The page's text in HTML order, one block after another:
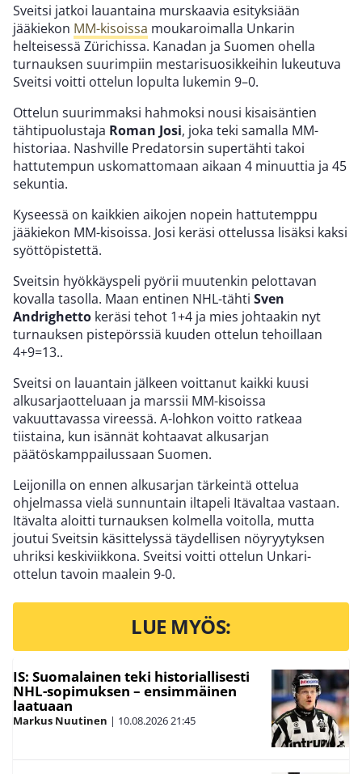
Sveitsi jatkoi lauantaina murskaavia esityksiään
jääkiekon MM-kisoissa moukaroimalla Unkarin
helteisessä Zürichissa. Kanadan ja Suomen ohella
turnauksen suurimpiin mestarisuosikkeihin lukeutuva
Sveitsi voitti ottelun lopulta lukemin 9–0.
Ottelun suurimmaksi hahmoksi nousi kisaisäntien
tähtipuolustaja Roman Josi, joka teki samalla MM-
historiaa. Nashville Predatorsin supertähti takoi
hattutempun uskomattomaan aikaan 4 minuuttia ja 45
sekuntia.
Kyseessä on kaikkien aikojen nopein hattutemppu
jääkiekon MM-kisoissa. Josi keräsi ottelussa lisäksi kaksi
syöttöpistettä.
Sveitsin hyökkäyspeli pyörii muutenkin pelottavan
kovalla tasolla. Maan entinen NHL-tähti Sven
Andrighetto keräsi tehot 1+4 ja mies johtaakin nyt
turnauksen pistepörssiä kuuden ottelun tehoillaan
4+9=13..
Sveitsi on lauantain jälkeen voittanut kaikki kuusi
alkusarjaotteluaan ja marssii MM-kisoissa
vakuuttavassa vireessä. A-lohkon voitto ratkeaa
tiistaina, kun isännät kohtaavat alkusarjan
päätöskamppailussaan Suomen.
Leijonilla on ennen alkusarjan tärkeintä ottelua
ohjelmassa vielä sunnuntain iltapeli Itävaltaa vastaan.
Itävalta aloitti turnauksen kolmella voitolla, mutta
joutui Sveitsin käsittelyssä täydellisen nöyryytyksen
uhriksi keskiviikkona. Sveitsi voitti ottelun Unkari-
ottelun tavoin maalein 9-0.
LUE MYÖS:
IS: Suomalainen teki historiallisesti
NHL-sopimuksen – ensimmäinen
laatuaan
Markus Nuutinen | 10.08.202621:45